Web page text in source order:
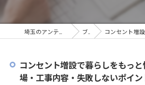
ブログ コンセント増設で暮らしをもっ
コンセント増設で暮らしをもっ
場・工事内容・失敗しないポイン